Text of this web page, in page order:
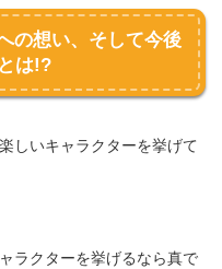
の想い、そして今後
は!?
しいキャラクターを挙げて
ラクターを挙げるなら真で